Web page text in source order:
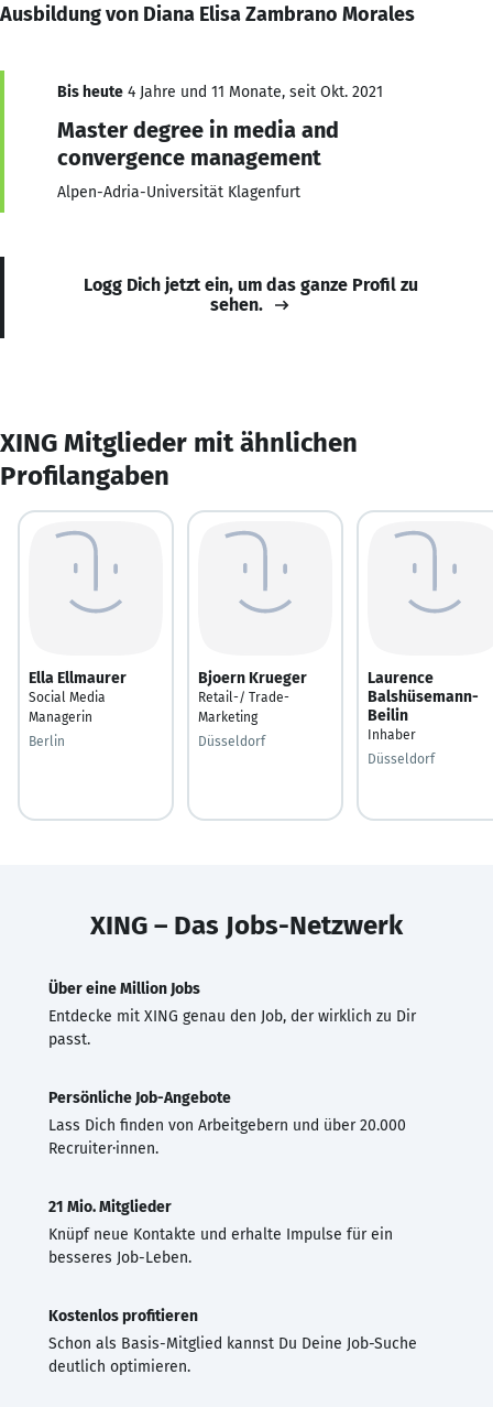
Ausbildung von Diana Elisa Zambrano Morales
Bis heute 4 Jahre und 11 Monate, seit Okt. 2021
Master degree in media and
convergence management
Alpen-Adria-Universität Klagenfurt
Logg Dich jetzt ein, um das ganze Profil zu
sehen.
XING Mitglieder mit ähnlichen
Profilangaben
Ella Ellmaurer
Social Media
Managerin
Berlin
Bjoern Krueger
Retail-/ Trade-
Marketing
Düsseldorf
Laurence
Balshüsemann-
Beilin
Inhaber
Düsseldorf
XING – Das Jobs-Netzwerk
Über eine Million Jobs
Entdecke mit XING genau den Job, der wirklich zu Dir
passt.
Persönliche Job-Angebote
Lass Dich finden von Arbeitgebern und über 20.000
Recruiter·innen.
21 Mio. Mitglieder
Knüpf neue Kontakte und erhalte Impulse für ein
besseres Job-Leben.
Kostenlos profitieren
Schon als Basis-Mitglied kannst Du Deine Job-Suche
deutlich optimieren.